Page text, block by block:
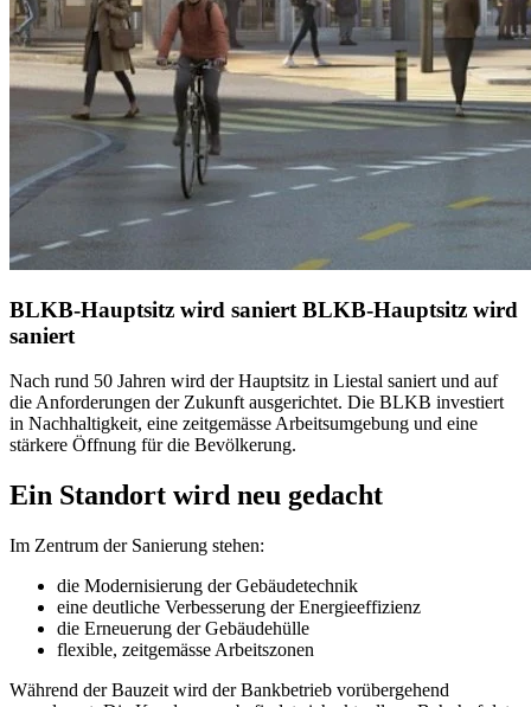
BLKB-Hauptsitz wird saniert BLKB-Hauptsitz wird
saniert
Nach rund 50 Jahren wird der Hauptsitz in Liestal saniert und auf
die Anforderungen der Zukunft ausgerichtet. Die BLKB investiert
in Nachhaltigkeit, eine zeitgemässe Arbeitsumgebung und eine
stärkere Öffnung für die Bevölkerung.
Ein Standort wird neu gedacht
Im Zentrum der Sanierung stehen:
die Modernisierung der Gebäudetechnik
eine deutliche Verbesserung der Energieeffizienz
die Erneuerung der Gebäudehülle
flexible, zeitgemässe Arbeitszonen
Während der Bauzeit wird der Bankbetrieb vorübergehend